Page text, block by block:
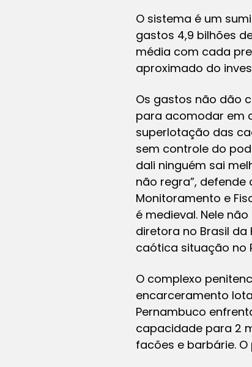
O sistema é um
gastos 4,9 bilhões
média com cada
aproximado do
Os gastos não dão
para acomodar em
superlotação das
sem controle do
dali ninguém sai
não regra”, defende
Monitoramento e
é medieval. Nele
diretora no Brasil
caótica situação no
O complexo
encarceramento
Pernambuco
capacidade para 2
facões e barbárie.